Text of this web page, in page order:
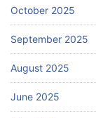
October 2025
September 2025
August 2025
June 2025